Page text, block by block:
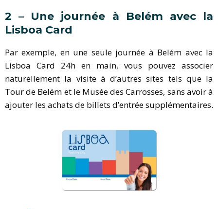
2 – Une journée à Belém avec la
Lisboa Card
Par exemple, en une seule journée à Belém avec la
Lisboa Card 24h en main, vous pouvez associer
naturellement la visite à d’autres sites tels que la
Tour de Belém et le Musée des Carrosses, sans avoir à
ajouter les achats de billets d’entrée supplémentaires.